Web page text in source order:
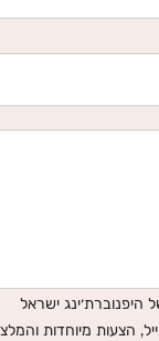
היפנוברת׳ינג ישראל
הצעות מיוחדות